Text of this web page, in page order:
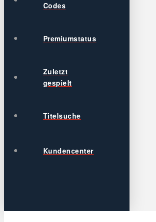
Codes
Premiumstatus
Zuletzt
gespielt
Titelsuche
Kundencenter